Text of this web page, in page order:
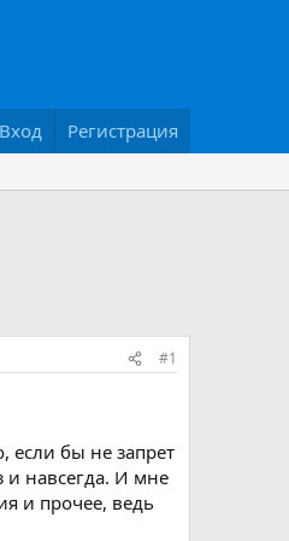
Вход Регистрация
#1
если бы не запрет
и навсегда. И мне
и прочее, ведь